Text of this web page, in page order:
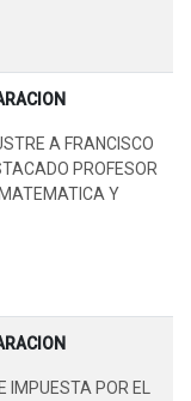
A FRANCISCO
PROFESOR
Y
POR EL